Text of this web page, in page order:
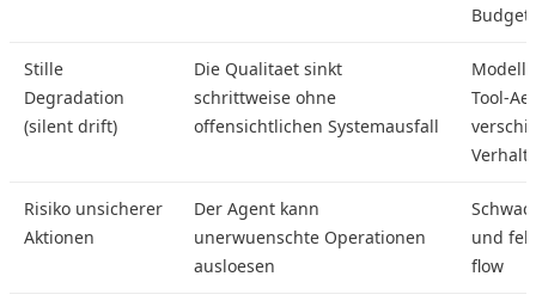
Stille
Degradation
(silent drift)
Die Qualitaet sinkt
schrittweise ohne
offensichtlichen Systemausfall
Tool-
Risiko unsicherer
Aktionen
Der Agent kann
unerwuenschte Operationen
ausloesen
und
flow